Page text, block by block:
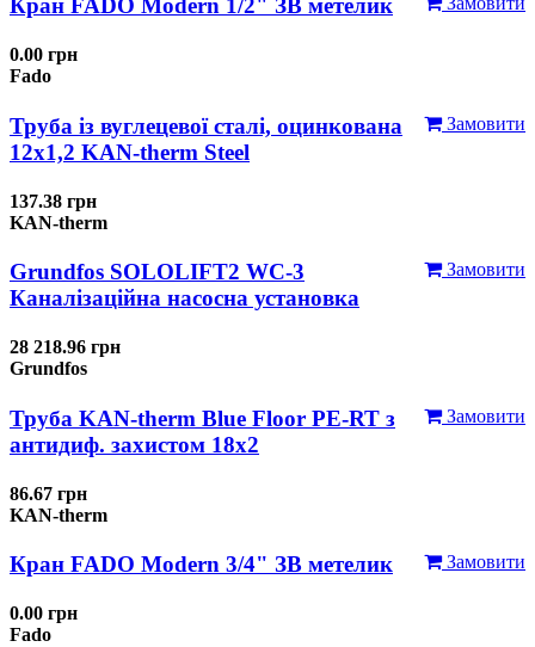
Кран FADO Modern 1/2" ЗВ метелик
0.00 грн
Fado
Замовити
Труба із вуглецевої сталі, оцинкована
12x1,2 KAN-therm Steel
137.38 грн
KAN-therm
Замовити
Grundfos SOLOLIFT2 WC-3
Каналізаційна насосна установка
28 218.96 грн
Grundfos
Замовити
Труба KAN-therm Blue Floor PE-RT з
антидиф. захистом 18х2
86.67 грн
KAN-therm
Замовити
Кран FADO Modern 3/4" ЗВ метелик
0.00 грн
Fado